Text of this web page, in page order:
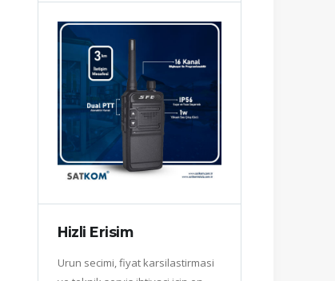
Hizli Erisim
Urun secimi, fiyat karsilastirmasi